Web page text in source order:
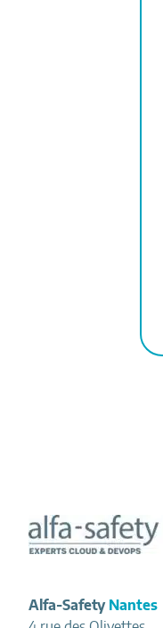
Footer
Alfa-Safety Nantes